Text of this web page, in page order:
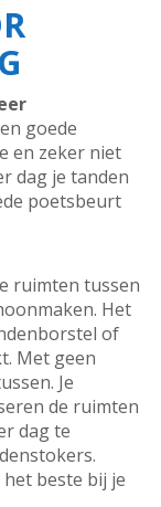
goede
en zeker niet
dag je tanden
poetsbeurt
ruimten tussen
Het
of
Met geen
Je
de ruimten
dag te
beste bij je